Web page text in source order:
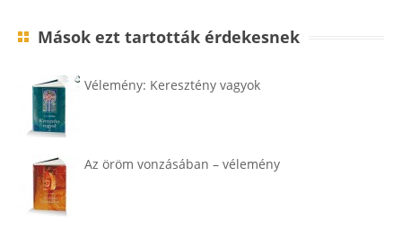
Mások ezt tartották érdekesnek
Vélemény: Keresztény vagyok
Az öröm vonzásában – vélemény